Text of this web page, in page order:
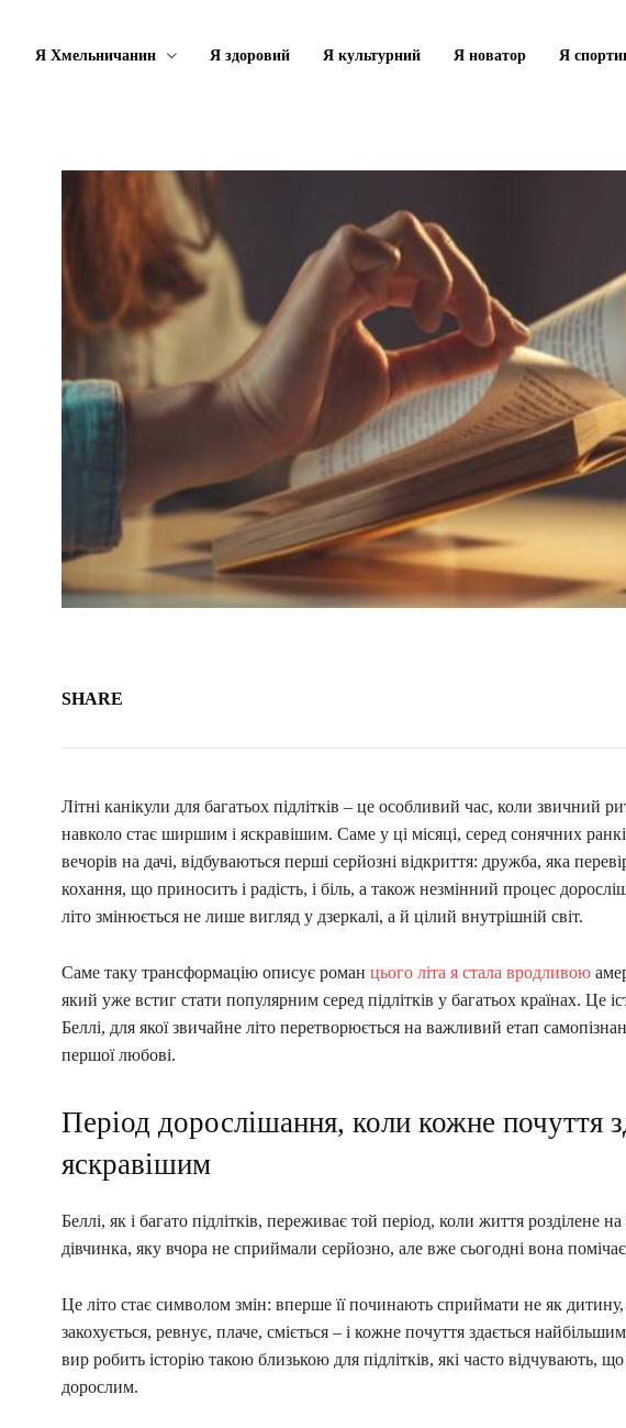
Я Хмельничанин Я здоровий Я культурний Я новатор Я
SHARE
Літні канікули для багатьох підлітків – це особливий час, коли звичний
навколо стає ширшим і яскравішим. Саме у ці місяці, серед сонячних
вечорів на дачі, відбуваються перші серйозні відкриття: дружба, яка
кохання, що приносить і радість, і біль, а також незмінний процес
літо змінюється не лише вигляд у дзеркалі, а й цілий внутрішній світ.
Саме таку трансформацію описує роман цього літа я стала вродливою
який уже встиг стати популярним серед підлітків у багатьох країнах. Це
Беллі, для якої звичайне літо перетворюється на важливий етап
першої любові.
Період дорослішання, коли кожне почуття
яскравішим
Беллі, як і багато підлітків, переживає той період, коли життя розділене
дівчинка, яку вчора не сприймали серйозно, але вже сьогодні вона
Це літо стає символом змін: вперше її починають сприймати не як
закохується, ревнує, плаче, сміється – і кожне почуття здається
вир робить історію такою близькою для підлітків, які часто відчувають,
дорослим.